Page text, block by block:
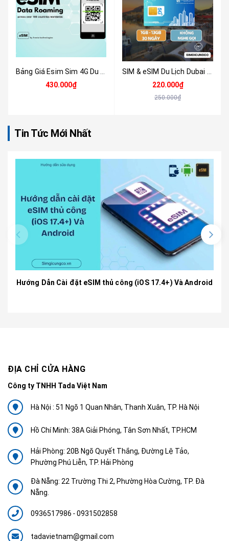
430.000₫
220.000₫
250.000₫
Tin Tức Mới Nhất
Hướng Dẫn Cài đặt eSIM thủ công (iOS 17.4+) Và Android
ĐỊA CHỈ CỬA HÀNG
Công ty TNHH Tada Việt Nam
Hà Nội : 51 Ngõ 1 Quan Nhân, Thanh Xuân, TP. Hà Nội
Hồ Chí Minh: 38A Giải Phóng, Tân Sơn Nhất, TP.HCM
Hải Phòng: 20B Ngõ Quyết Thắng, Đường Lệ Tảo,
Phường Phú Liễn, TP. Hải Phòng
Đà Nẵng: 22 Trường Thi 2, Phường Hòa Cường, TP. Đà
Nẵng.
0936517986 -0931502858
tadavietnam@gmail.com